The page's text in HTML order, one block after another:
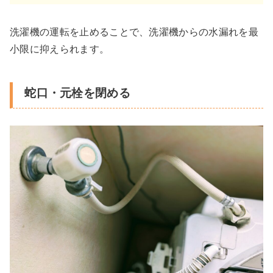
洗濯機の運転を止めることで、洗濯機からの水漏れを最
小限に抑えられます。
蛇口・元栓を閉める